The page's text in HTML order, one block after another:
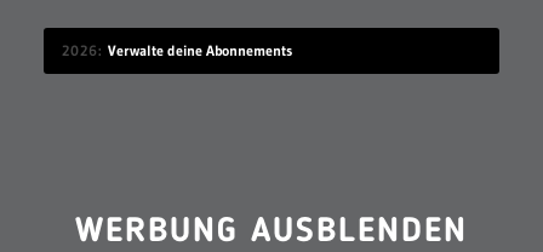
2026 Verwalte deine Abonnements
WERBUNG AUSBLENDEN